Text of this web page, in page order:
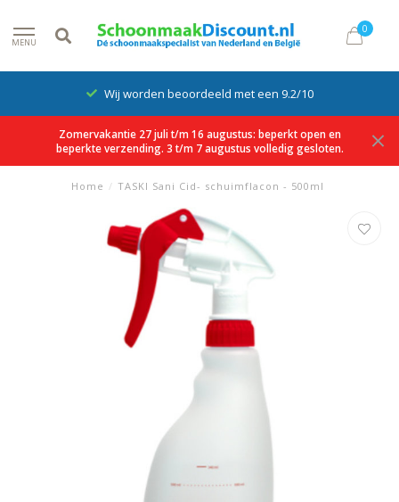
MENU
0
Wij worden beoordeeld met een 9.2/10
Zomervakantie 27 juli t/m 16 augustus: beperkt open en
beperkte verzending. 3 t/m 7 augustus volledig gesloten.
Home / TASKI Sani Cid- schuimflacon - 500ml